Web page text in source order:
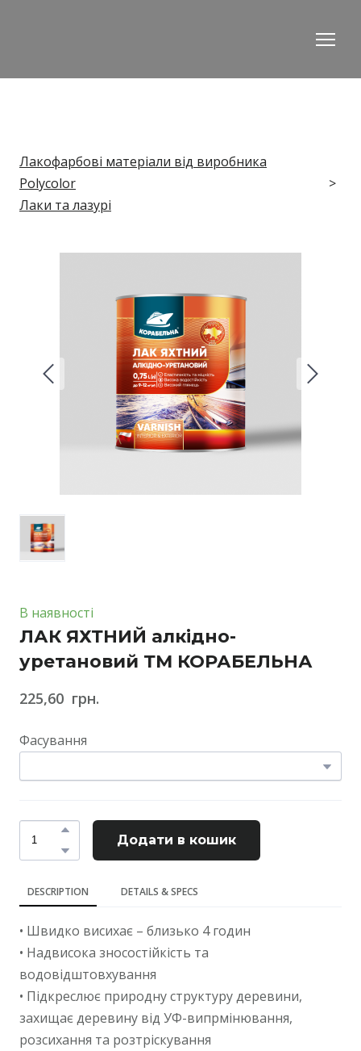
Лакофарбові матеріали від виробника
Polycolor
Лаки та лазурі
В наявності
ЛАК ЯХТНИЙ алкідно-
уретановий ТМ КОРАБЕЛЬНА
225,60  грн.
Фасування
Додати в кошик
DESCRIPTION DETAILS & SPECS
• Швидко висихає – близько 4 годин
• Надвисока зносостійкість та
водовідштовхування
• Підкреслює природну структуру деревини,
захищає деревину від УФ-випрмінювання,
розсихання та розтріскування